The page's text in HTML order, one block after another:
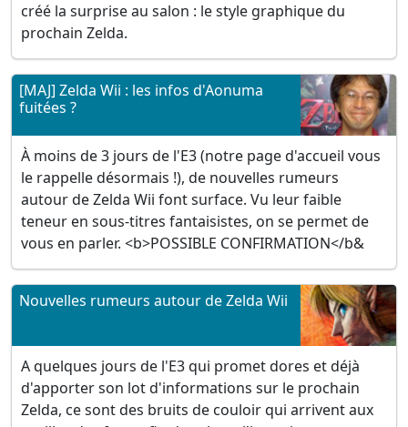
créé la surprise au salon : le style graphique du
prochain Zelda.
[MAJ] Zelda Wii : les infos d'Aonuma
fuitées ?
À moins de 3 jours de l'E3 (notre page d'accueil vous
le rappelle désormais !), de nouvelles rumeurs
autour de Zelda Wii font surface. Vu leur faible
teneur en sous-titres fantaisistes, on se permet de
vous en parler. <b>POSSIBLE CONFIRMATION</b&
Nouvelles rumeurs autour de Zelda Wii
A quelques jours de l'E3 qui promet dores et déjà
d'apporter son lot d'informations sur le prochain
Zelda, ce sont des bruits de couloir qui arrivent aux